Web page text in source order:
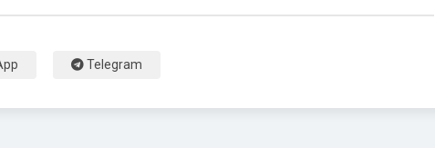
Telegram